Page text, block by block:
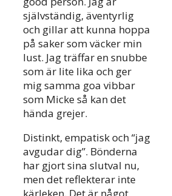
självständig, äventyrlig
och gillar att kunna hoppa
på saker som väcker min
lust. Jag träffar en snubbe
som är lite lika och ger
mig samma goa vibbar
som Micke så kan det
hända grejer.
Distinkt, empatisk och “jag
avgudar dig”. Bönderna
har gjort sina slutval nu,
men det reflekterar inte
kärleken. Det är något